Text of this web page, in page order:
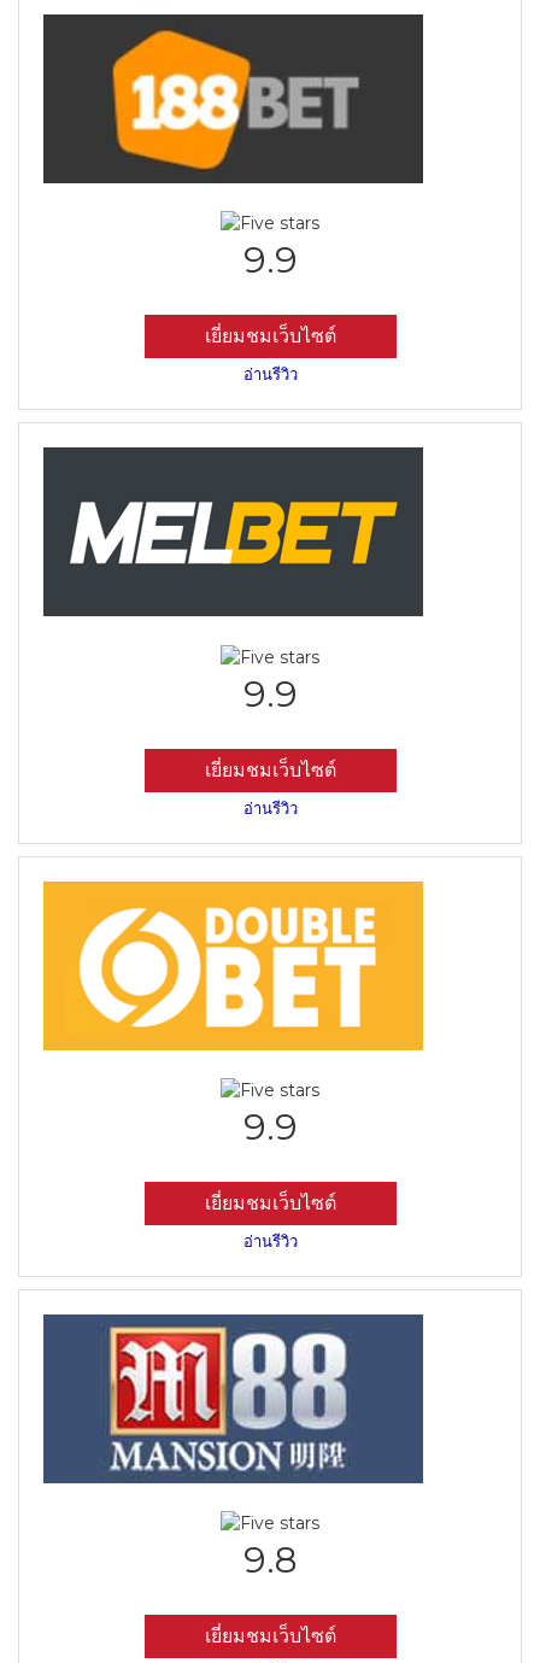
9.9
เยี่ยมชมเว็บไซต์
อ่านรีวิว
9.9
เยี่ยมชมเว็บไซต์
อ่านรีวิว
9.9
เยี่ยมชมเว็บไซต์
อ่านรีวิว
9.8
เยี่ยมชมเว็บไซต์